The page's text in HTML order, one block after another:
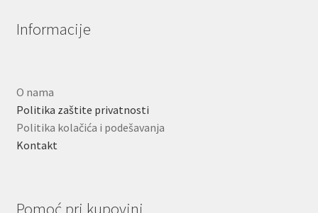
Informacije
O nama
Politika zaštite privatnosti
Politika kolačića i podešavanja
Kontakt
Pomoć pri kupovini